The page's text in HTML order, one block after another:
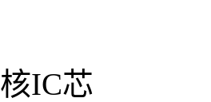
IC芯